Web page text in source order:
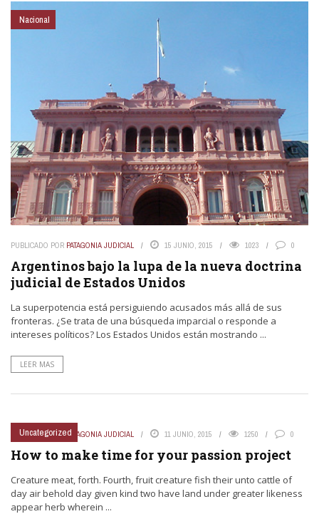
Nacional
PUBLICADO POR PATAGONIA JUDICIAL 15 JUNIO, 2015 1023 0
Argentinos bajo la lupa de la nueva doctrina
judicial de Estados Unidos
La superpotencia está persiguiendo acusados más allá de sus
fronteras. ¿Se trata de una búsqueda imparcial o responde a
intereses políticos? Los Estados Unidos están mostrando ...
LEER MAS
Uncategorized
PUBLICADO PORPATAGONIA JUDICIAL 11 JUNIO, 2015 1250 0
How to make time for your passion project
Creature meat, forth. Fourth, fruit creature fish their unto cattle of
day air behold day given kind two have land under greater likeness
appear herb wherein ...